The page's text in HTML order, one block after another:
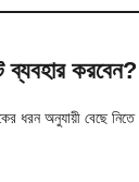
ব্যবহার করবেন?
ধরন অনুযায়ী বেছে নিতে